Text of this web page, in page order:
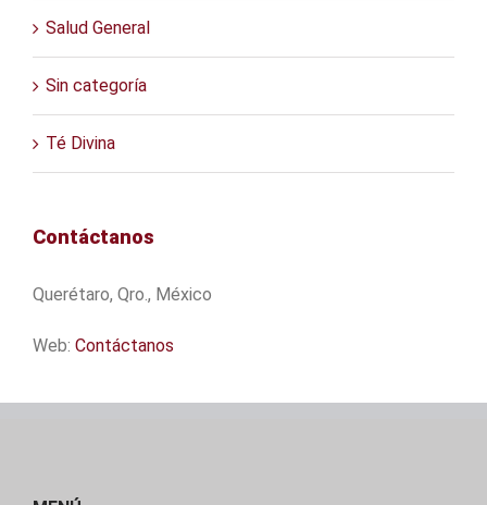
Salud General
Sin categoría
Té Divina
Contáctanos
Querétaro, Qro., México
Web: Contáctanos